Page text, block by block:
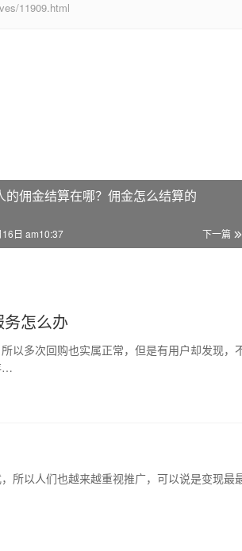
11909.html
的佣金结算在哪？佣金怎么结算的
下一篇
日 am10:37
怎么办
以多次回购也实属正常，但是有用户却发现，
…
所以人们也越来越重视推广，可以说是变现最